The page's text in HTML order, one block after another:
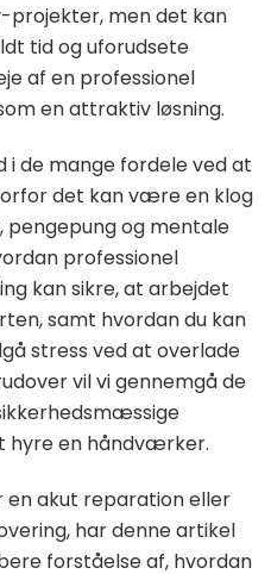
projekter, men det kan
tid og uforudsete
af en professionel
en attraktiv løsning.
i de mange fordele ved at
det kan være en klog
pengepung og mentale
professionel
kan sikre, at arbejdet
samt hvordan du kan
stress ved at overlade
vil vi gennemgå de
hyre en håndværker.
en akut reparation eller
har denne artikel
forståelse af, hvordan